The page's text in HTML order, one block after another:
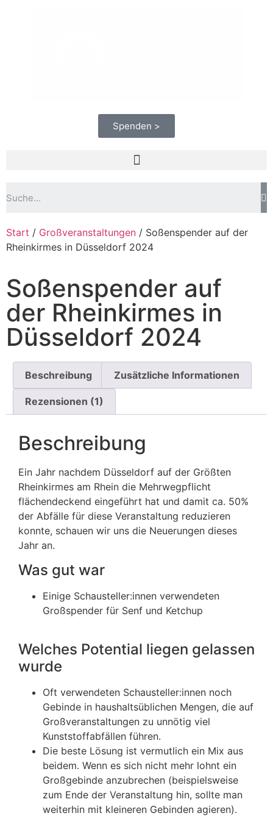
Spenden >
Start / Großveranstaltungen / Soßenspender auf der
Rheinkirmes in Düsseldorf 2024
Soßenspender auf
der Rheinkirmes in
Düsseldorf 2024
Beschreibung Zusätzliche Informationen
Rezensionen (1)
Beschreibung
Ein Jahr nachdem Düsseldorf auf der Größten
Rheinkirmes am Rhein die Mehrwegpflicht
flächendeckend eingeführt hat und damit ca. 50%
der Abfälle für diese Veranstaltung reduzieren
konnte, schauen wir uns die Neuerungen dieses
Jahr an.
Was gut war
Einige Schausteller:innen verwendeten
Großspender für Senf und Ketchup
Welches Potential liegen gelassen
wurde
Oft verwendeten Schausteller:innen noch
Gebinde in haushaltsüblichen Mengen, die auf
Großveranstaltungen zu unnötig viel
Kunststoffabfällen führen.
Die beste Lösung ist vermutlich ein Mix aus
beidem. Wenn es sich nicht mehr lohnt ein
Großgebinde anzubrechen (beispielsweise
zum Ende der Veranstaltung hin, sollte man
weiterhin mit kleineren Gebinden agieren).